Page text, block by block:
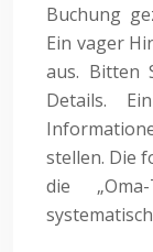
Buchung
Ein vager
aus. Bitten
Details.
stellen. Die
die